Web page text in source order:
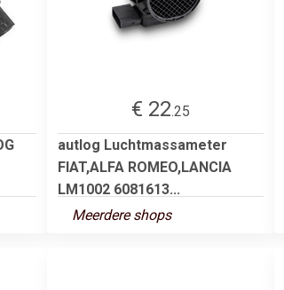
€ 22.25
autlog Luchtmassameter
FIAT,ALFA ROMEO,LANCIA
LM1002 6081613...
Meerdere shops